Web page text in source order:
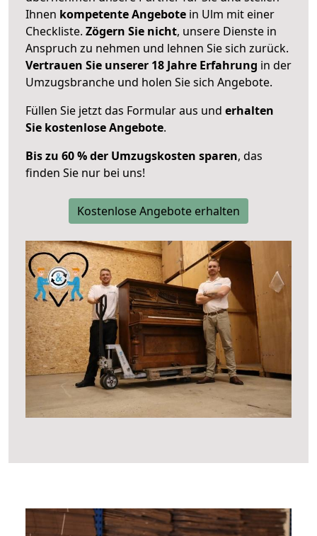
Ihnen kompetente Angebote in Ulm mit einer
Checkliste. Zögern Sie nicht, unsere Dienste in
Anspruch zu nehmen und lehnen Sie sich zurück.
Vertrauen Sie unserer 18 Jahre Erfahrung in der
Umzugsbranche und holen Sie sich Angebote.
Füllen Sie jetzt das Formular aus und erhalten
Sie kostenlose Angebote.
Bis zu 60 % der Umzugskosten sparen, das
finden Sie nur bei uns!
Kostenlose Angebote erhalten